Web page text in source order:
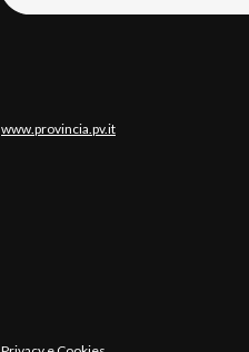
www.provincia.pv.it